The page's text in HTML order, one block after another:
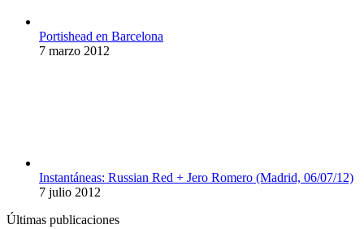
Portishead en Barcelona
7 marzo 2012
Instantáneas: Russian Red + Jero Romero (Madrid, 06/07/12)
7 julio 2012
Últimas publicaciones